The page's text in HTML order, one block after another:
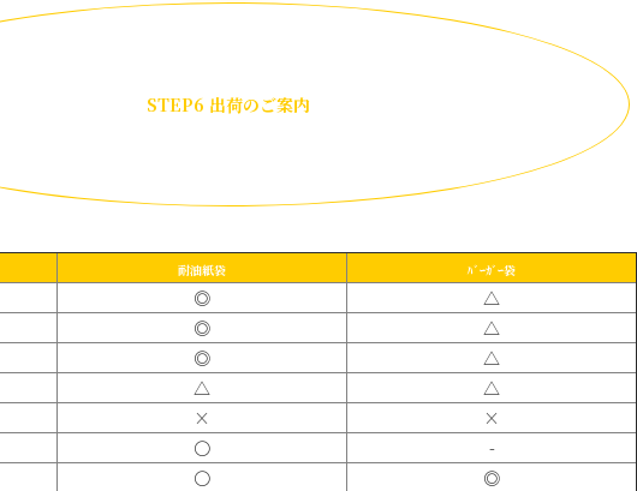
STEP6 出荷のご案内
耐油紙袋 ﾊﾞｰｶﾞｰ袋
◎ △
◎ △
◎ △
△ △
× ×
〇 -
〇 ◎